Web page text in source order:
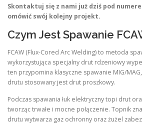
Skontaktuj się z nami już dziś pod
omówić swój kolejny projekt.
Czym Jest Spawanie
FCAW (Flux-Cored Arc Welding) to metoda
wykorzystująca specjalny drut rdzeniowy
ten przypomina klasyczne spawanie MIG/
drutu stosowany jest drut proszkowy.
Podczas spawania łuk elektryczny topi drut
tworząc trwałe i mocne połączenie. Topnik
drutu wytwarza gaz ochronny oraz żużel